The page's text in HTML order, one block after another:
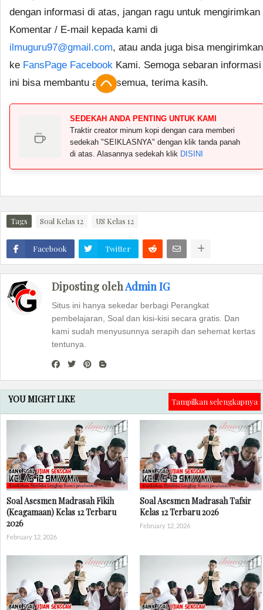
dengan informasi di atas, jangan ragu untuk mengirimkan
Komentar / E-mail kepada kami di
ilmuguru97@gmail.com, atau anda juga bisa mengirimkan
ke FansPage Facebook Kami. Semoga sebaran informasi
ini bisa membantu anda semua, terima kasih.
SEDEKAH ANDA PENTING UNTUK KAMI
Traktir creator minum kopi dengan cara memberi
sedekah "SEIKLASNYA" dengan klik tanda panah
di atas. Alasannya sedekah klik DISINI
Tags Soal Kelas 12 US Kelas 12
Facebook Twitter
Diposting olehAdmin IG
Situs ini hanya sekedar berbagi Perangkat
pembelajaran, Soal dan kisi-kisi secara gratis. Dan
kami sudah menyusunnya serapih dan sehemat kertas
tentunya.
YOU MIGHT LIKE Tampilkan selengkapnya
Soal Asesmen Madrasah Fikih
(Keagamaan) Kelas 12 Terbaru
2026
February 12, 2026
Soal Asesmen Madrasah Tafsir
Kelas 12 Terbaru 2026
February 12, 2026